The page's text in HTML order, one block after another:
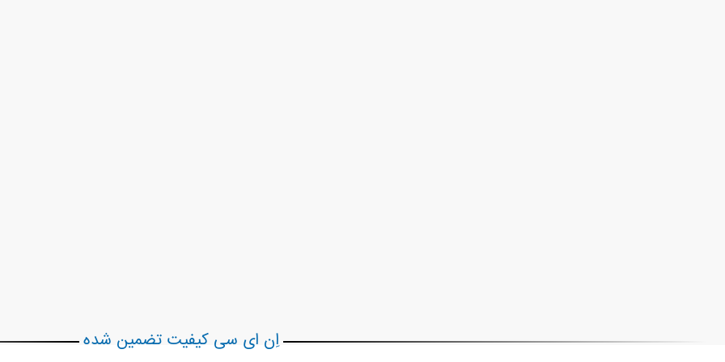
اِن ای سی کیفیت تضمین شده